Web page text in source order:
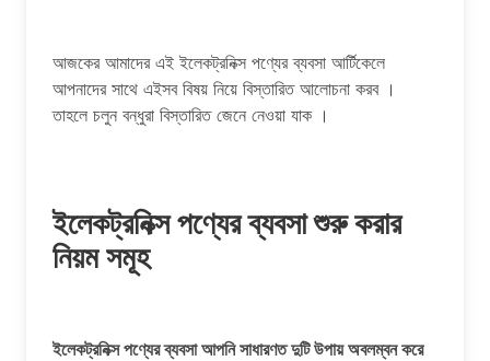
আজকের আমাদের এই ইলেকট্রনিক্স পণ্যের ব্যবসা আর্টিকেলে
আপনাদের সাথে এইসব বিষয় নিয়ে বিস্তারিত আলোচনা করব ।
তাহলে চলুন বন্ধুরা বিস্তারিত জেনে নেওয়া যাক ।
ইলেকট্রনিক্স পণ্যের ব্যবসা শুরু করার
নিয়ম সমূহ
ইলেকট্রনিক্স পণ্যের ব্যবসা আপনি সাধারণত দুটি উপায় অবলম্বন করে